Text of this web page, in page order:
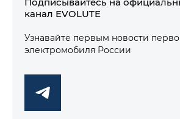
канал EVOLUTE
Узнавайте первым новости
электромобиля России